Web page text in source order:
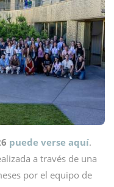
puede verse aquí.
a través de una
por el equipo de